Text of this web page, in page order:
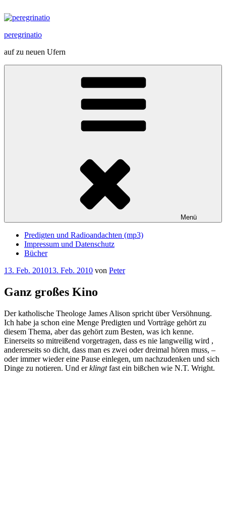
Inhalt
peregrinatio
auf zu neuen Ufern
Menü
Predigten und Radioandachten (mp3)
Impressum und Datenschutz
Bücher
Veröffentlicht
13. Feb. 201013. Feb. 2010 von Peter
Ganz großes Kino
Der katholische Theologe James Alison spricht über Versöhnung.
Ich habe ja schon eine Menge Predigten und Vorträge gehört zu
diesem Thema, aber das gehört zum Besten, was ich kenne.
Einerseits so mitreißend vorgetragen, dass es nie langweilig wird ,
andererseits so dicht, dass man es zwei oder dreimal hören muss, –
oder immer wieder eine Pause einlegen, um nachzudenken und sich
Dinge zu notieren. Und erklingtfast ein bißchen wie N.T. Wright.